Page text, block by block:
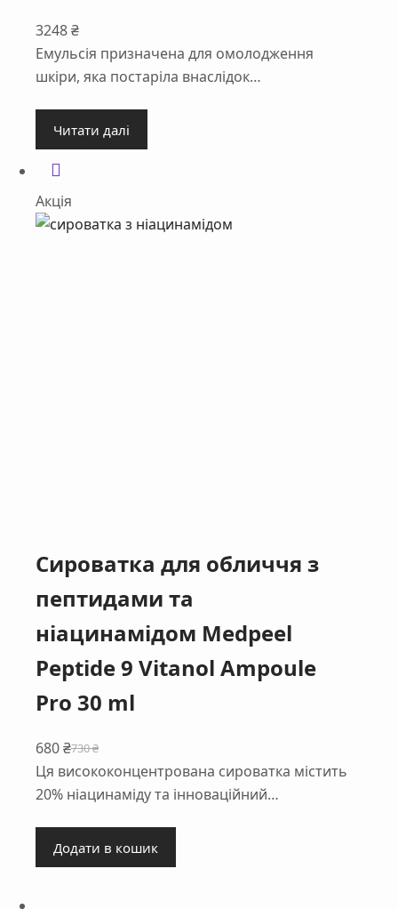
3248₴
Емульсія призначена для омолодження
шкіри, яка постаріла внаслідок…
Читати далі
Акція
Сироватка для обличчя з
пептидами та
ніацинамідом Medpeel
Peptide 9 Vitanol Ampoule
Pro 30 ml
730₴
Оригінальна
ціна:
730 ₴.
680₴
Поточна
ціна:
680 ₴.
Ця висококонцентрована сироватка містить
20% ніацинаміду та інноваційний…
Додати в кошик